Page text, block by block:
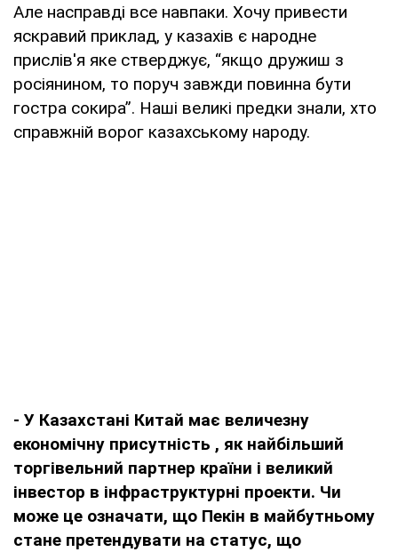
Але насправді все навпаки. Хочу привести
яскравий приклад, у казахів є народне
прислів'я яке стверджує, “якщо дружиш з
росіянином, то поруч завжди повинна бути
гостра сокира”. Наші великі предки знали, хто
справжній ворог казахському народу.
- У Казахстані Китай має величезну
економічну присутність , як найбільший
торгівельний партнер країни і великий
інвестор в інфраструктурні проекти. Чи
може це означати, що Пекін в майбутньому
стане претендувати на статус, що